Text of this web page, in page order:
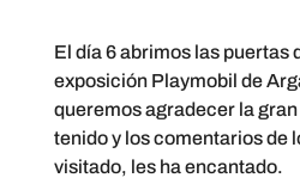
El día 6 abrimos las puertas
exposición Playmobil de
queremos agradecer la
tenido y los comentarios de
visitado, les ha encantado.